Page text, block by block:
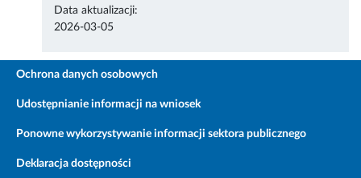
Data aktualizacji:
2026-03-05
Ochrona danych osobowych
Udostępnianie informacji na wniosek
Ponowne wykorzystywanie informacji sektora publicznego
Deklaracja dostępności